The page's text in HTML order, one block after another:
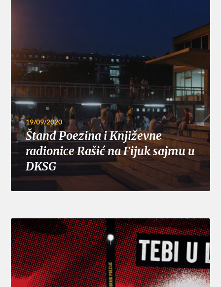
19/09/2020
Štand Poezina i Književne
radionice Rašić na Fijuk sajmu u
DKSG